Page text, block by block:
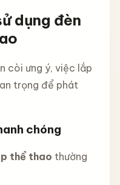
dụng đèn
còi ưng ý, việc lắp
trọng để phát
chóng
thể thao thường